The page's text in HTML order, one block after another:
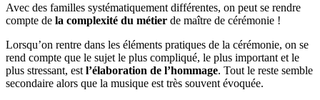
Avec des familles systématiquement différentes, on peut se rendre
compte de la complexité du métier de maître de cérémonie !
Lorsqu’on rentre dans les éléments pratiques de la cérémonie, on se
rend compte que le sujet le plus compliqué, le plus important et le
plus stressant, est l’élaboration de l’hommage. Tout le reste semble
secondaire alors que la musique est très souvent évoquée.